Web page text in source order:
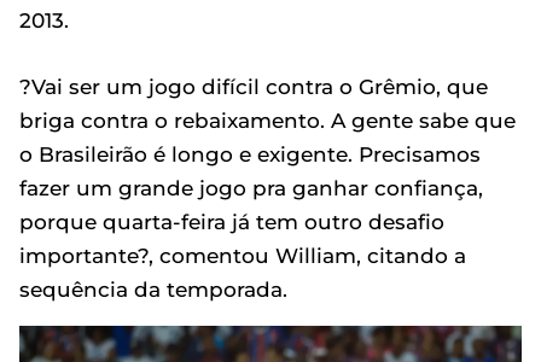
2013.
?Vai ser um jogo difícil contra o Grêmio, que
briga contra o rebaixamento. A gente sabe que
o Brasileirão é longo e exigente. Precisamos
fazer um grande jogo pra ganhar confiança,
porque quarta-feira já tem outro desafio
importante?, comentou William, citando a
sequência da temporada.